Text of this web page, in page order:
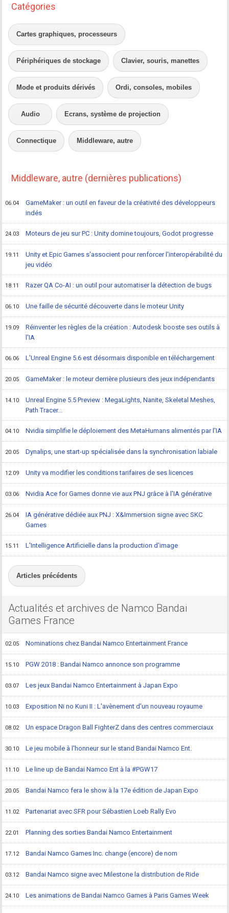
Catégories
Cartes graphiques, processeurs
Périphériques de stockage Clavier, souris, manettes
Mode et produits dérivés Ordi, consoles, mobiles
Audio Ecrans, système de projection
Connectique Middleware, autre
Middleware, autre (dernières publications)
06.04
GameMaker : un outil en faveur de la créativité des développeurs
indés
24.03 Moteurs de jeu sur PC : Unity domine toujours, Godot progresse
19.11
Unity et Epic Games s'associent pour renforcer l'interopérabilité du
jeu vidéo
18.11 Razer QA Co-AI : un outil pour automatiser la détection de bugs
06.10 Une faille de sécurité découverte dans le moteur Unity
19.09
Réinventer les règles de la création : Autodesk booste ses outils à
l'IA
06.06 L'Unreal Engine 5.6 est désormais disponible en téléchargement
20.05 GameMaker : le moteur derrière plusieurs des jeux indépendants
14.10
Unreal Engine 5.5 Preview : MegaLights, Nanite, Skeletal Meshes,
Path Tracer...
04.10 Nvidia simplifie le déploiement des MetaHumans alimentés par l'IA
20.05 Dynalips, une start-up spécialisée dans la synchronisation labiale
12.09 Unity va modifier les conditions tarifaires de ses licences
03.06 Nvidia Ace for Games donne vie aux PNJ grâce à l'IA générative
26.04
IA générative dédiée aux PNJ : X&Immersion signe avec SKC
Games
15.11 L'Intelligence Artificielle dans la production d'image
Articles précédents
Actualités et archives de Namco Bandai
Games France
02.05 Nominations chez Bandai Namco Entertainment France
15.10 PGW 2018 : Bandai Namco annonce son programme
03.07 Les jeux Bandai Namco Entertainment à Japan Expo
10.03 Exposition Ni no Kuni II : L'avènement d'un nouveau royaume
08.02 Un espace Dragon Ball FighterZ dans des centres commerciaux
30.10 Le jeu mobile à l'honneur sur le stand Bandai Namco Ent.
11.10 Le line up de Bandai Namco Ent à la #PGW17
20.05 Bandai Namco fera le show à la 17e édition de Japan Expo
11.02 Partenariat avec SFR pour Sébastien Loeb Rally Evo
22.01 Planning des sorties Bandai Namco Entertainment
17.12 Bandai Namco Games Inc. change (encore) de nom
03.12 Bandai Namco signe avec Milestone la distribution de Ride
24.10 Les animations de Bandai Namco Games à Paris Games Week